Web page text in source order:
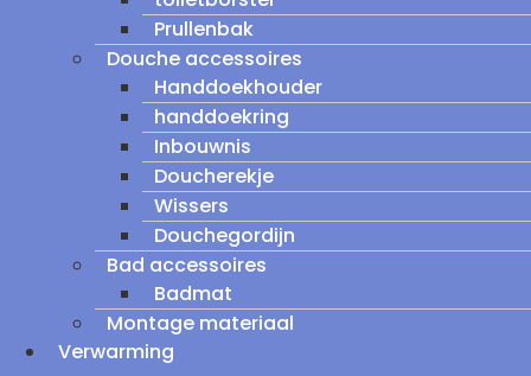
Prullenbak
Douche accessoires
Handdoekhouder
handdoekring
Inbouwnis
Doucherekje
Wissers
Douchegordijn
Bad accessoires
Badmat
Montage materiaal
Verwarming